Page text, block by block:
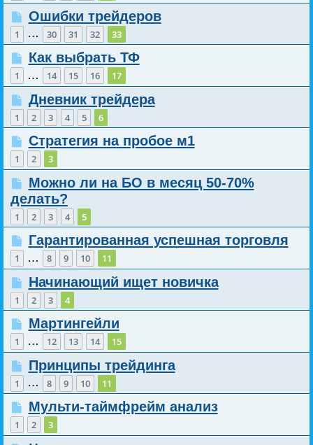
Ошибки трейдеров
1 … 30 31 32 33
Как выбрать ТФ
1 … 14 15 16 17
Дневник трейдера
1 2 3 4 5 6
Стратегия на пробое м1
1 2 3
Можно ли на БО в месяц 50-70%
делать?
1 2 3 4 5
Гарантированная успешная торговля
1 … 8 9 10 11
Начинающий ищет новичка
1 2 3 4
Мартингейли
1 … 12 13 14 15
Принципы трейдинга
1 … 8 9 10 11
Мульти-таймфрейм анализ
1 2 3